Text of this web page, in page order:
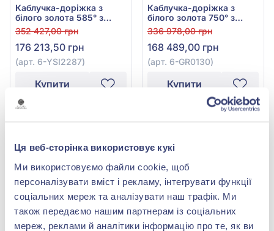
Ця веб-сторінка використовує кукі
Ми використовуємо файли cookie, щоб
персоналізувати вміст і рекламу, інтегрувати функції
соціальних мереж та аналізувати наш трафік. Ми
також передаємо нашим партнерам із соціальних
мереж, реклами й аналітики інформацію про те, як ви
Каблучка-доріжка з
білого золота 585° з
діамантами 1,47ct, арт. 6-
YSI2287
352 427,00 грн
176 213,50 грн
(арт. 6-YSI2287)
Купити
Каблучка-доріжка з
білого золота 750° з
діамантами 1,54ct, арт.
6-GR0130
336 978,00 грн
168 489,00 грн
(арт. 6-GR0130)
Купити